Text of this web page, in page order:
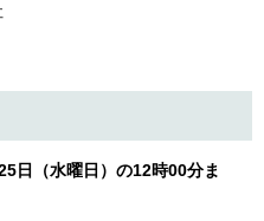
日（水曜日）の12時00分ま